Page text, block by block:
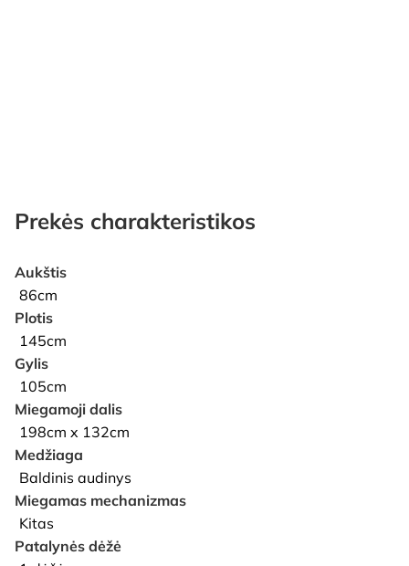
Prekės charakteristikos
Aukštis
86cm
Plotis
145cm
Gylis
105cm
Miegamoji dalis
198cm x 132cm
Medžiaga
Baldinis audinys
Miegamas mechanizmas
Kitas
Patalynės dėžė